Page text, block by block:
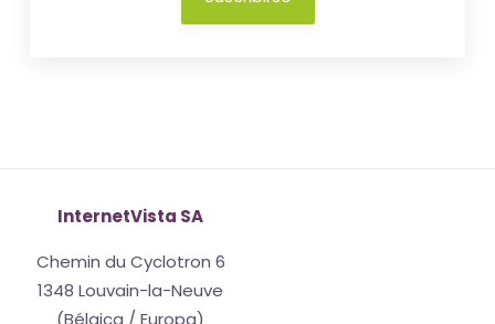
InternetVista SA
Chemin du Cyclotron 6
1348 Louvain-la-Neuve
(Bélgica / Europa)